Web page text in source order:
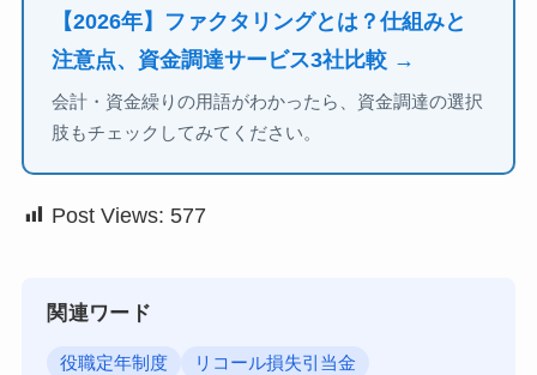
【2026年】ファクタリングとは？仕組みと
注意点、資金調達サービス3社比較 →
会計・資金繰りの用語がわかったら、資金調達の選択
肢もチェックしてみてください。
Post Views: 577
関連ワード
役職定年制度 リコール損失引当金